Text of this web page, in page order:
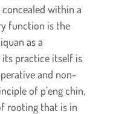
within a
function is the
as a
practice itself is
and non-
of p’eng chin,
rooting that is in